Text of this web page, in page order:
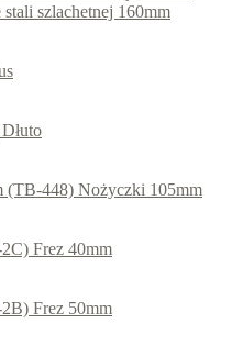
szlachetnej 160mm
(TB-448) Nożyczki 105mm
Frez 40mm
Frez 50mm